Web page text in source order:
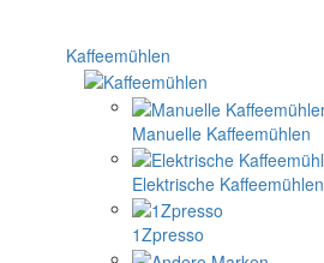
Kaffeemühlen
Manuelle Kaffeemühlen
Elektrische Kaffeemühlen
1Zpresso